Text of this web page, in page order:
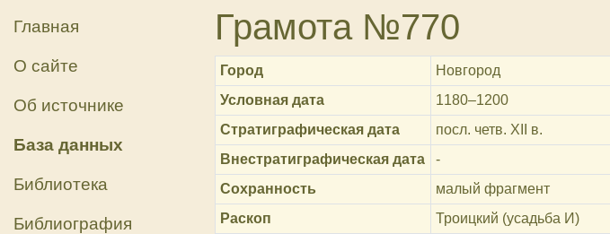
Главная
О сайте
Об источнике
База данных
Библиотека
Библиография
Грамота №770
Город
Новгород
Условная дата
1180‒1200
Стратиграфическая дата
посл. четв. XII в.
Внестратиграфическая дата
-
Сохранность
малый фрагмент
Раскоп
Троицкий (усадьба И)